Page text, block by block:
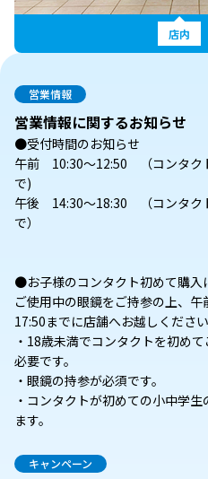
店内
営業情報
営業情報に関するお知らせ
●受付時間のお知らせ
午前 10:30～12:50 （コンタク
で)
午後 14:30～18:30 （コンタク
で）
●お子様のコンタクト初めて購入
ご使用中の眼鏡をご持参の上、
17:50までに店舗へお越しください
・18歳未満でコンタクトを初め
必要です。
・眼鏡の持参が必須です。
・コンタクトが初めての小中学
ます。
キャンペーン